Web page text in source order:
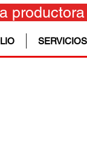
SERVICIOS